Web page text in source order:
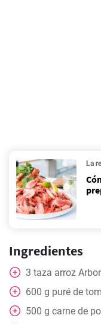
La
Ingredientes
3 taza arroz
600 g puré de
500 g carne de